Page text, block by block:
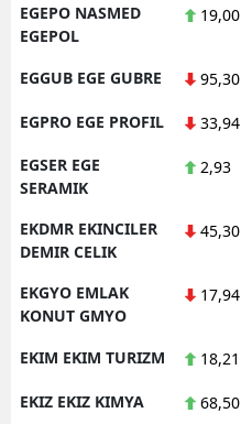
EGEPO NASMED
EGEPOL
19,00
EGGUB EGE GUBRE 95,30
EGPRO EGE PROFIL 33,94
EGSER EGE
SERAMIK
2,93
EKDMR EKINCILER
DEMIR CELIK
45,30
EKGYO EMLAK
KONUT GMYO
17,94
EKIM EKIM TURIZM 18,21
EKIZ EKIZ KIMYA 68,50